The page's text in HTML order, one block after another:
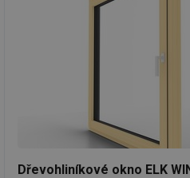
Dřevohliníkové okno ELK